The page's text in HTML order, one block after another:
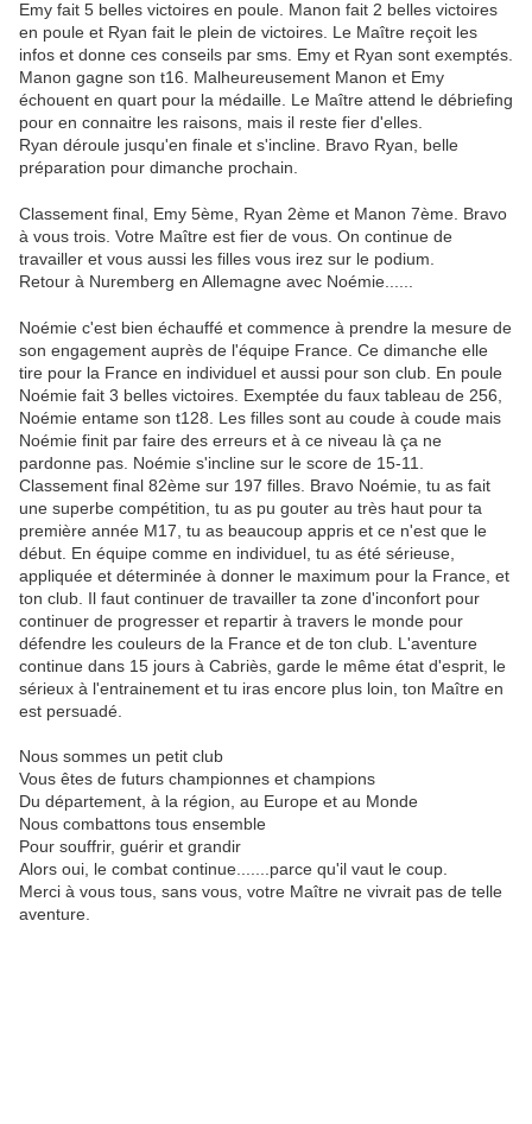
Emy fait 5 belles victoires en poule. Manon fait 2 belles victoires
en poule et Ryan fait le plein de victoires. Le Maître reçoit les
infos et donne ces conseils par sms. Emy et Ryan sont exemptés.
Manon gagne son t16. Malheureusement Manon et Emy
échouent en quart pour la médaille. Le Maître attend le débriefing
pour en connaitre les raisons, mais il reste fier d'elles.
Ryan déroule jusqu'en finale et s'incline. Bravo Ryan, belle
préparation pour dimanche prochain.
Classement final, Emy 5ème, Ryan 2ème et Manon 7ème. Bravo
à vous trois. Votre Maître est fier de vous. On continue de
travailler et vous aussi les filles vous irez sur le podium.
Retour à Nuremberg en Allemagne avec Noémie......
Noémie c'est bien échauffé et commence à prendre la mesure de
son engagement auprès de l'équipe France. Ce dimanche elle
tire pour la France en individuel et aussi pour son club. En poule
Noémie fait 3 belles victoires. Exemptée du faux tableau de 256,
Noémie entame son t128. Les filles sont au coude à coude mais
Noémie finit par faire des erreurs et à ce niveau là ça ne
pardonne pas. Noémie s'incline sur le score de 15-11.
Classement final 82ème sur 197 filles. Bravo Noémie, tu as fait
une superbe compétition, tu as pu gouter au très haut pour ta
première année M17, tu as beaucoup appris et ce n'est que le
début. En équipe comme en individuel, tu as été sérieuse,
appliquée et déterminée à donner le maximum pour la France, et
ton club. Il faut continuer de travailler ta zone d'inconfort pour
continuer de progresser et repartir à travers le monde pour
défendre les couleurs de la France et de ton club. L'aventure
continue dans 15 jours à Cabriès, garde le même état d'esprit, le
sérieux à l'entrainement et tu iras encore plus loin, ton Maître en
est persuadé.
Nous sommes un petit club
Vous êtes de futurs championnes et champions
Du département, à la région, au Europe et au Monde
Nous combattons tous ensemble
Pour souffrir, guérir et grandir
Alors oui, le combat continue.......parce qu'il vaut le coup.
Merci à vous tous, sans vous, votre Maître ne vivrait pas de telle
aventure.